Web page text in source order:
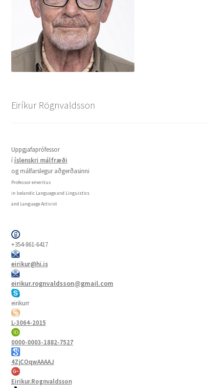
Eiríkur Rögnvaldsson
Uppgjafaprófessor
í íslenskri málfræði
og málfarslegur aðgerðasinni
Professor emeritus
in Icelandic Language and Linguistics
and Language Activist
+354-861-6417
eirikur@hi.is
eirikur.rognvaldsson@gmail.com
eirikurr
L-3064-2015
0000-0003-1882-7527
4ZjCOqwAAAAJ
Eirikur.Rognvaldsson